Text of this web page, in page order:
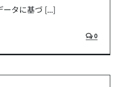
タに基づ [...]
0